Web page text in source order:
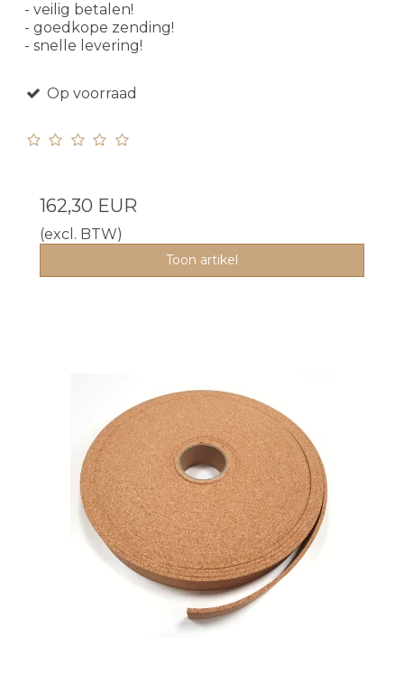
- veilig betalen!
- goedkope zending!
- snelle levering!
Op voorraad
162,30 EUR
(excl. BTW)
Toon artikel